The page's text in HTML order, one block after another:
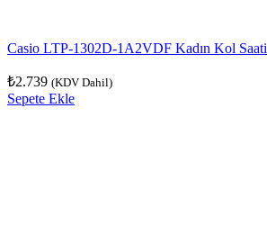
Casio LTP-1302D-1A2VDF Kadın Kol Saati
₺2.739 (KDV Dahil)
Sepete Ekle